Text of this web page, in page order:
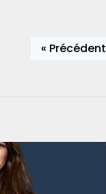
« Précédent